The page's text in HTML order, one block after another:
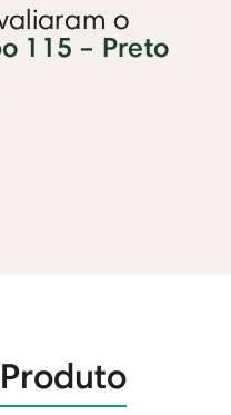
o
115 – Preto